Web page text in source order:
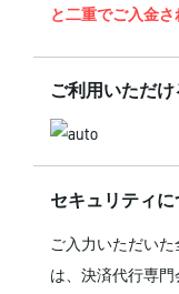
と二重でご入金さ
ご利用いただ
セキュリティに
ご入力いただい
は、決済代行専門